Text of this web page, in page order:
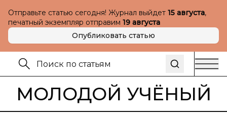
Отправьте статью сегодня! Журнал выйдет 15 августа,
печатный экземпляр отправим 19 августа
Опубликовать статью
МОЛОДОЙ УЧЁНЫЙ